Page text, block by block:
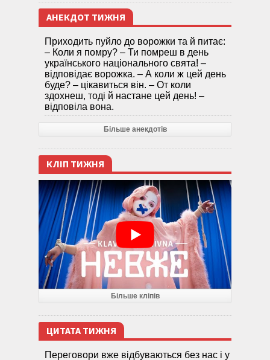
АНЕКДОТ ТИЖНЯ
Приходить пуйло до ворожки та й питає:
– Коли я помру? – Ти помреш в день
українського національного свята! –
відповідає ворожка. – А коли ж цей день
буде? – цікавиться він. – От коли
здохнеш, тоді й настане цей день! –
відповіла вона.
Більше анекдотів
КЛІП ТИЖНЯ
Більше кліпів
ЦИТАТА ТИЖНЯ
Переговори вже відбуваються без нас і у